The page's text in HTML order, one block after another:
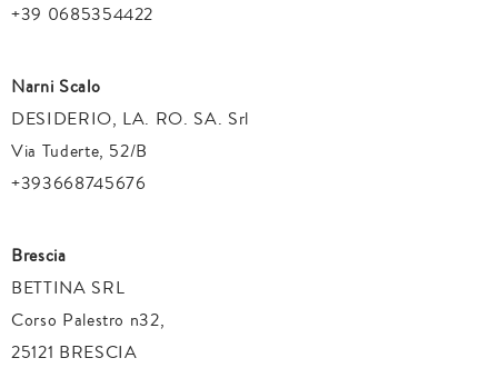
+39 0685354422
Narni Scalo
DESIDERIO, LA. RO. SA. Srl
Via Tuderte, 52/B
+393668745676
Brescia
BETTINA SRL
Corso Palestro n32,
25121 BRESCIA